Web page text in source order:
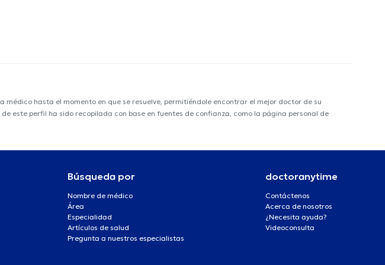
hasta el momento en que se resuelve, permitiéndole encontrar el mejor doctor de su
este perfil ha sido recopilada con base en fuentes de confianza, como la página personal de
Búsqueda por
Nombre de médico
Área
Especialidad
Artículos de salud
Pregunta a nuestros especialistas
doctoranytime
Contáctenos
Acerca de nosotros
¿Necesita ayuda?
Videoconsulta